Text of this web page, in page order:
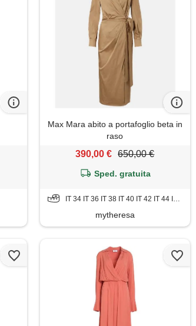
Max Mara abito a portafoglio beta in
raso
390,00 € 650,00 €
Sped. gratuita
IT 34 IT 36 IT 38 IT 40 IT 42 IT 44 IT 46 IT 50
mytheresa